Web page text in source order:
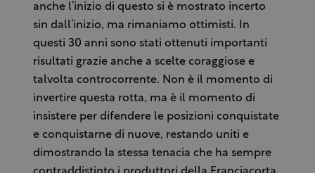
anche l’inizio di questo si è mostrato incerto
sin dall’inizio, ma rimaniamo ottimisti. In
questi 30 anni sono stati ottenuti importanti
risultati grazie anche a scelte coraggiose e
talvolta controcorrente. Non è il momento di
invertire questa rotta, ma è il momento di
insistere per difendere le posizioni conquistate
e conquistarne di nuove, restando uniti e
dimostrando la stessa tenacia che ha sempre